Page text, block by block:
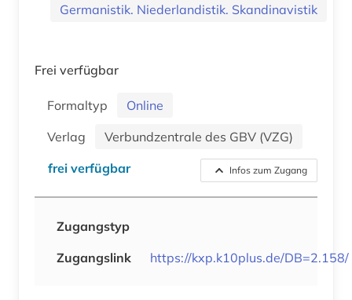
Germanistik. Niederlandistik. Skandinavistik
Frei verfügbar
Formaltyp
Online
Verlag
Verbundzentrale des GBV (VZG)
frei verfügbar
Infos zum Zugang
Zugangstyp
Zugangslink
https://kxp.k10plus.de/DB=2.158/